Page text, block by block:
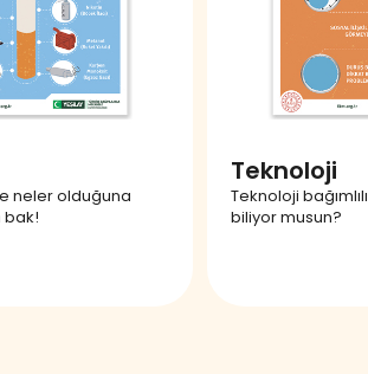
neler olduğuna
bak!
Teknoloji
Teknoloji
biliyor musun?